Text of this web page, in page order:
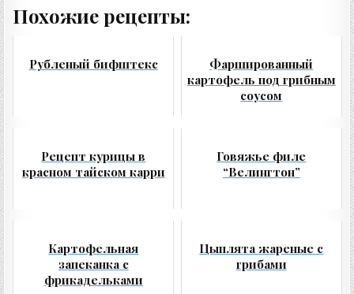
Похожие рецепты:
Рубленый бифштекс
Фаршированный
картофель под грибным
соусом
Рецепт курицы в
красном тайском карри
Говяжье филе
“Велингтон”
Картофельная
запеканка с
фрикадельками
Цыплята жареные с
грибами